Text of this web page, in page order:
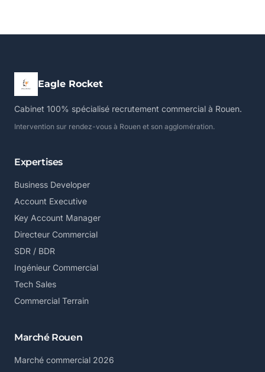
Eagle Rocket
Cabinet 100% spécialisé recrutement commercial à Rouen.
Intervention sur rendez-vous à Rouen et son agglomération.
Expertises
Business Developer
Account Executive
Key Account Manager
Directeur Commercial
SDR / BDR
Ingénieur Commercial
Tech Sales
Commercial Terrain
Marché Rouen
Marché commercial 2026